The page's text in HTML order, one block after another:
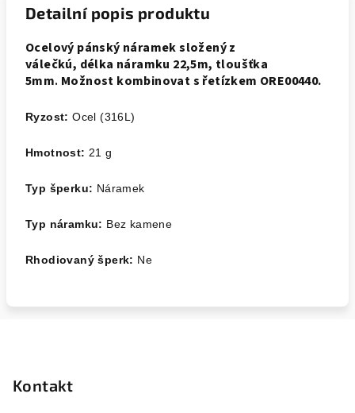
Detailní popis produktu
Ocelový pánský náramek složený z
válečkú, délka náramku 22,5m, tloušťka
5mm. Možnost kombinovat s řetízkem ORE00440.
Ryzost:Ocel (316L)
Hmotnost: 21 g
Typ šperku: Náramek
Typ náramku: Bez kamene
Rhodiovaný šperk: Ne
Kontakt